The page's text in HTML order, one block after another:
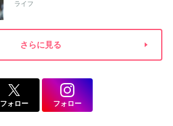
ライフ
さらに見る
フォロー フォロー